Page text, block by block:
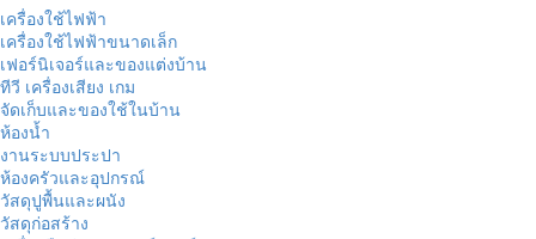
เครื่องใช้ไฟฟ้า
เครื่องใช้ไฟฟ้าขนาดเล็ก
เฟอร์นิเจอร์และของแต่งบ้าน
ทีวี เครื่องเสียง เกม
จัดเก็บและของใช้ในบ้าน
ห้องน้ำ
งานระบบประปา
ห้องครัวและอุปกรณ์
วัสดุปูพื้นและผนัง
วัสดุก่อสร้าง